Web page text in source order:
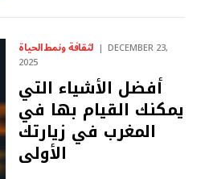
لثقافة ونمط الحياة DECEMBER 23,
2025
أفضل الأشياء التي
يمكنك القيام بها في
المغرب في زيارتك
الأولى